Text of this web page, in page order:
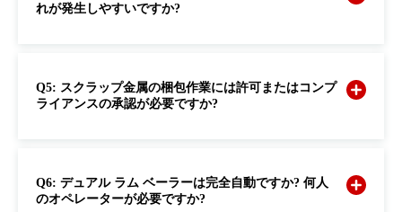
れが発生しやすいですか?
Q5: スクラップ金属の梱包作業には許可またはコンプ
ライアンスの承認が必要ですか?
Q6: デュアル ラム ベーラーは完全自動ですか? 何人
のオペレーターが必要ですか?